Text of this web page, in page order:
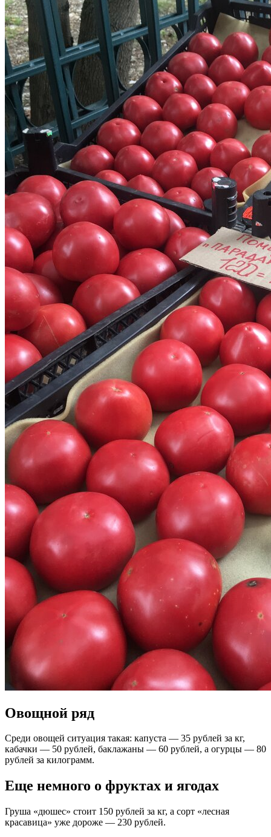
Овощной ряд
Среди овощей ситуация такая: капуста — 35 рублей за кг,
кабачки — 50 рублей, баклажаны — 60 рублей, а огурцы — 80
рублей за килограмм.
Еще немного о фруктах и ягодах
Груша «дюшес» стоит 150 рублей за кг, а сорт «лесная
красавица» уже дороже — 230 рублей.